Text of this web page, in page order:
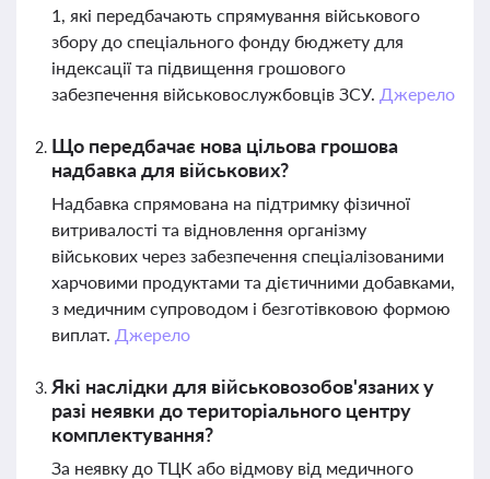
1, які передбачають спрямування військового
збору до спеціального фонду бюджету для
індексації та підвищення грошового
забезпечення військовослужбовців ЗСУ. Джерело
Що передбачає нова цільова грошова
надбавка для військових?
Надбавка спрямована на підтримку фізичної
витривалості та відновлення організму
військових через забезпечення спеціалізованими
харчовими продуктами та дієтичними добавками,
з медичним супроводом і безготівковою формою
виплат. Джерело
Які наслідки для військовозобов'язаних у
разі неявки до територіального центру
комплектування?
За неявку до ТЦК або відмову від медичного